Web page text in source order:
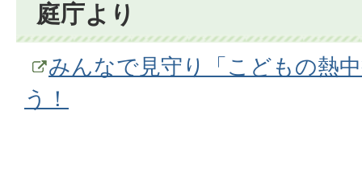
庭庁より
みんなで見守り「こどもの熱
う！